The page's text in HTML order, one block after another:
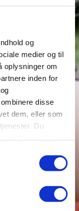
og
medier og til
oplysninger om
inden for
disse
dem, eller som
Du